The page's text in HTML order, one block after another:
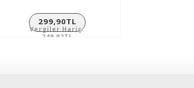
299,90TL
Vergiler Hariç:
249,92TL